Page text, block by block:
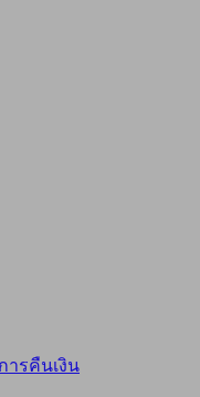
ารคืนเงิน